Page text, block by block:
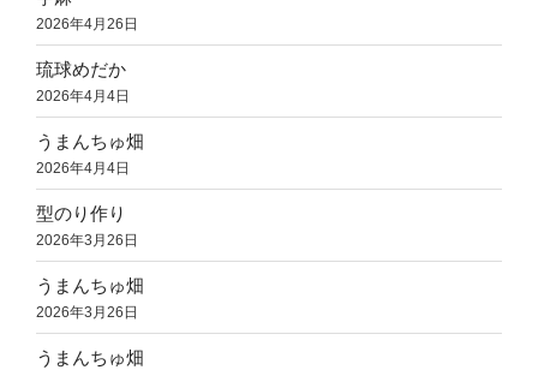
2026年4月26日
琉球めだか
2026年4月4日
うまんちゅ畑
2026年4月4日
型のり作り
2026年3月26日
うまんちゅ畑
2026年3月26日
うまんちゅ畑